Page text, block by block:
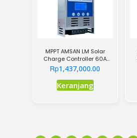
MPPT AMSAN LM Solar
Charge Controller 60A
12V-48V Panel Surya VOC
150V
Rp1,437,000.00
Keranjang